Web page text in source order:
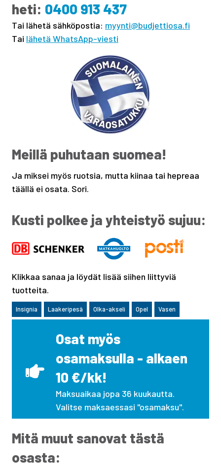
Klikkaa sanaa ja löydät lisää siihen liittyviä
tuotteita.
Insignia Laakeripesä Olka-akseli Opel Vasen
Osat myös
osamaksulla - alkaen
10 €/kk!
Maksuaikaa jopa 36 kuukautta.
Valitse maksaessasi "osamaksu".
Mitä muut sanovat tästä
osasta:
heti: 0400 913 437
Tai lähetä sähköpostia: myynti@budjettiosa.fi
Tai lähetä WhatsApp-viesti
Meillä puhutaan suomea!
Ja miksei myös ruotsia, mutta kiinaa tai hepreaa
täällä ei osata. Sori.
Kusti polkee ja yhteistyö sujuu: